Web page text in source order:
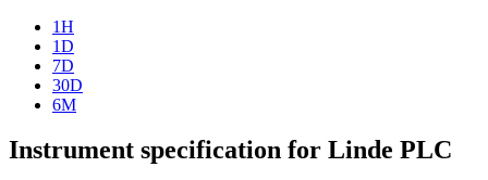
1H
1D
7D
30D
6M
Instrument specification for Linde PLC